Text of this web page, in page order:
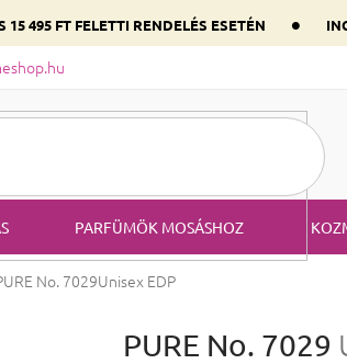
15 495 FT FELETTI RENDELÉS ESETÉN •
PARFÜMÖK MOSÁSHOZ
No. 7029Unisex EDP
PURE No. 7029